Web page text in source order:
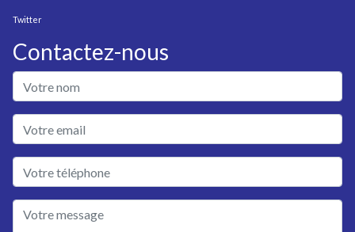
Twitter
Contactez-nous